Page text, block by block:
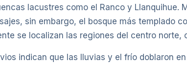
lacustres como el Ranco y Llanquihue.
sin embargo, el bosque más templado
se localizan las regiones del centro norte,
indican que las lluvias y el frío doblaron